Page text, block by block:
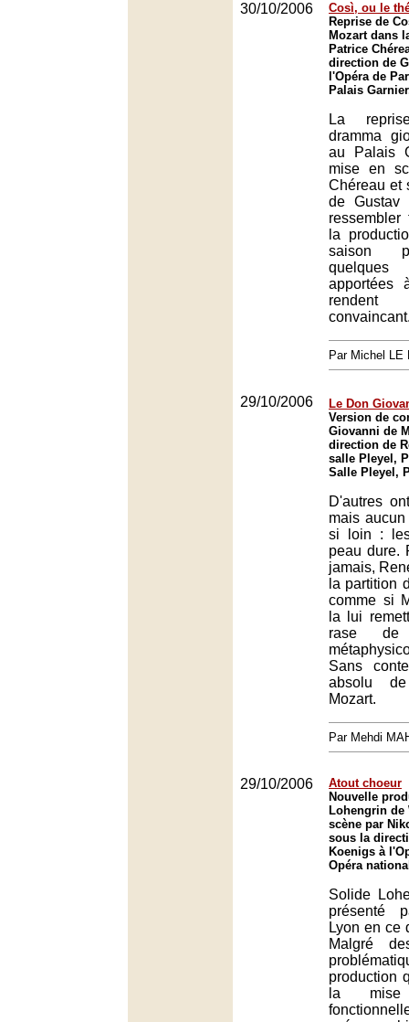
30/10/2006
Così, ou le
Reprise de
Mozart dans
Patrice
direction de
l'Opéra de
Palais
La
dramma
au Palais
mise en
Chéreau et
de Gustav
la
saison
quelques
apportées
rendent
Par Michel LE
29/10/2006
Le Don
Version de
Giovanni de
direction de
salle Pleyel,
Salle Pleyel,
D'autres
mais
si loin :
peau dure.
jamais,
la partition
comme si
la lui
rase de
Sans
absolu
Mozart.
Par Mehdi
29/10/2006
Atout choeur
Nouvelle
Lohengrin de
scène par
sous la
Koenigs à
Opéra
Solide
présenté
Lyon en ce
Malgré
production
la